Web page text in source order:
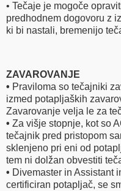
• Tečaje je mogoče
predhodnem dogovoru z
ki bi nastali, bremenijo
ZAVAROVANJE
• Praviloma so tečajniki
izmed potapljaških
Zavarovanje velja le za
• Za višje stopnje, kot so
tečajnik pred pristopom
sklenjeno pri eni od
tem ni dolžan obvestiti
• Divemaster in Assistant
certificiran potapljač, se